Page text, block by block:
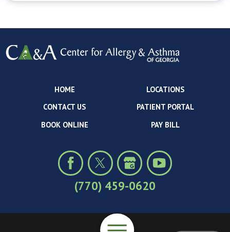
HOME
LOCATIONS
CONTACT US
PATIENT PORTAL
BOOK ONLINE
PAY BILL
(770) 459-0620